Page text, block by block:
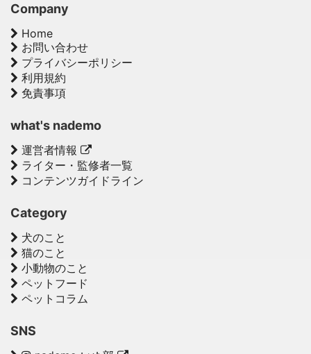
Company
Home
お問い合わせ
プライバシーポリシー
利用規約
免責事項
what's nademo
運営者情報
ライター・監修者一覧
コンテンツガイドライン
Category
犬のこと
猫のこと
小動物のこと
ペットフード
ペットコラム
SNS